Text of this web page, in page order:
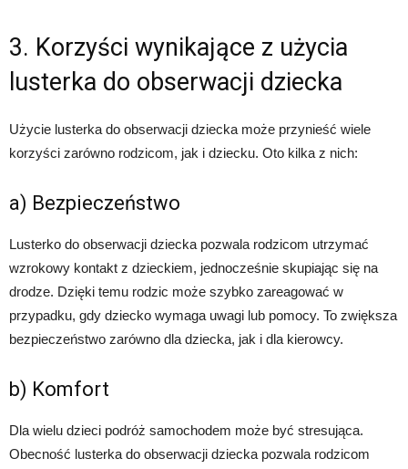
3. Korzyści wynikające z użycia
lusterka do obserwacji dziecka
Użycie lusterka do obserwacji dziecka może przynieść wiele
korzyści zarówno rodzicom, jak i dziecku. Oto kilka z nich:
a) Bezpieczeństwo
Lusterko do obserwacji dziecka pozwala rodzicom utrzymać
wzrokowy kontakt z dzieckiem, jednocześnie skupiając się na
drodze. Dzięki temu rodzic może szybko zareagować w
przypadku, gdy dziecko wymaga uwagi lub pomocy. To zwiększa
bezpieczeństwo zarówno dla dziecka, jak i dla kierowcy.
b) Komfort
Dla wielu dzieci podróż samochodem może być stresująca.
Obecność lusterka do obserwacji dziecka pozwala rodzicom